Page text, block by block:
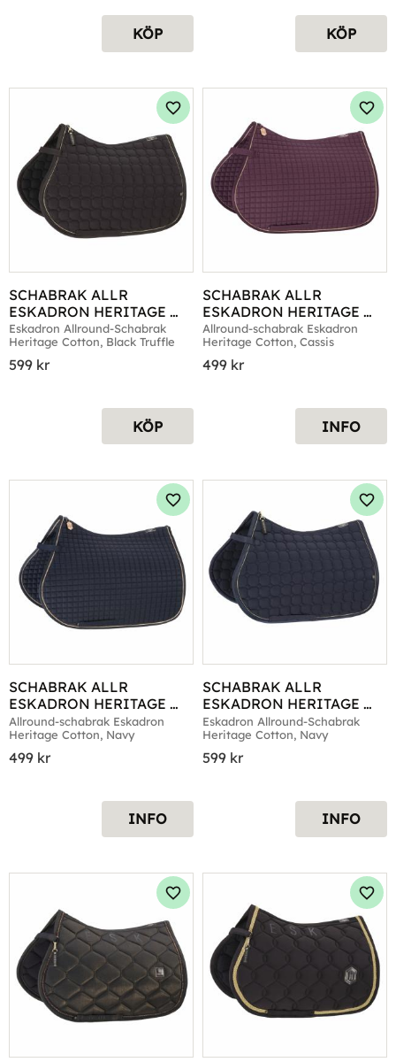
KÖP KÖP
SCHABRAK ALLR
ESKADRON HERITAGE
COTTON BLACK TRUFFLE
Eskadron Allround-Schabrak
Heritage Cotton, Black Truffle
599 kr
Lägg till i favoriter
KÖP
SCHABRAK ALLR
ESKADRON HERITAGE
COTTON CASSIS
Allround-schabrak Eskadron
Heritage Cotton, Cassis
499 kr
INFO
SCHABRAK ALLR
ESKADRON HERITAGE
COTTON NAVY
Allround-schabrak Eskadron
Heritage Cotton, Navy
499 kr
Lägg till i favoriter
INFO
SCHABRAK ALLR
ESKADRON HERITAGE
COTTON NAVY
Eskadron Allround-Schabrak
Heritage Cotton, Navy
599 kr
INFO
Lägg till i favoriter